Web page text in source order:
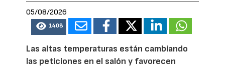
05/08/2026
1408
Las altas temperaturas están cambiando
las peticiones en el salón y favorecen